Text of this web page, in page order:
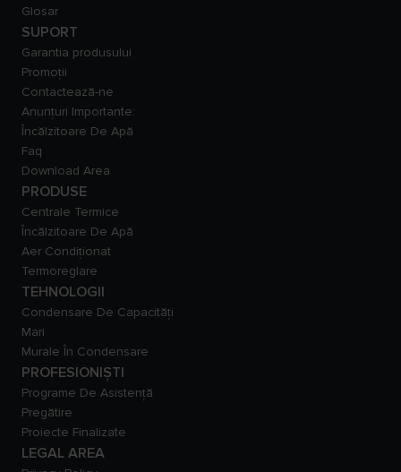
Glosar
SUPORT
Garantia produsului
Promoții
Contactează-ne
Anunțuri Importante:
Încălzitoare De Apă
Faq
Download Area
PRODUSE
Centrale Termice
Încălzitoare De Apă
Aer Condiționat
Termoreglare
TEHNOLOGII
Condensare De Capacităţi
Mari
Murale În Condensare
PROFESIONIȘTI
Programe De Asistență
Pregătire
Proiecte Finalizate
LEGAL AREA